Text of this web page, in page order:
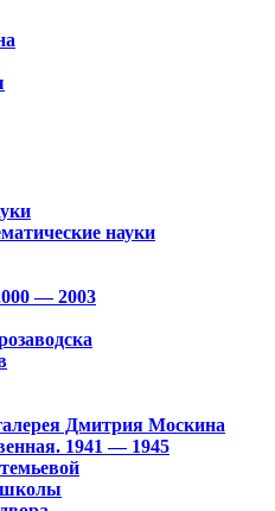
науки
— 2003
Дмитрия Москина
1941 — 1945
школы